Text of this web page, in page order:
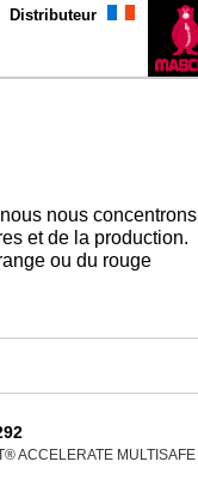
Distributeur
nous concentrons
et de la production.
ou du rouge
ACCELERATE MULTISAFE